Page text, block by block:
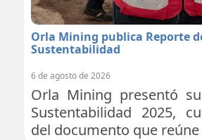
Orla Mining publica Reporte
Sustentabilidad
6 de agosto de 2026
Orla Mining presentó
Sustentabilidad 2025,
del documento que reúne